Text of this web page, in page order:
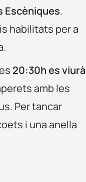
Escèniques.
habilitats per a
20:30h es viurà
amb les
Per tancar
i una anella